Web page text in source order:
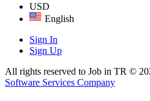
USD
English
Sign In
Sign Up
All rights reserved to Job in TR ©
Software Services Company